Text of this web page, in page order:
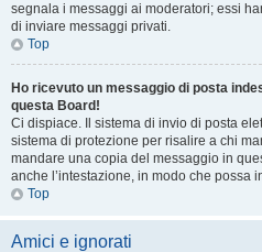
segnala i messaggi ai moderatori; essi
di inviare messaggi privati​​.
Top
Ho ricevuto un messaggio di posta
questa Board!
Ci dispiace. Il sistema di invio di posta
sistema di protezione per risalire a chi
mandare una copia del messaggio in
anche l’intestazione, in modo che possa
Top
Amici e ignorati